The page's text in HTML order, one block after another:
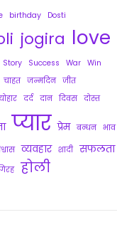
birthday Dosti
jogira love
Story Success War
Win
चाहत जन्मदिन जीत
दर्द दान दिवस दोस्त
प्यार प्रेम बन्धन भाव
व्यवहार शादी सफलता
होली